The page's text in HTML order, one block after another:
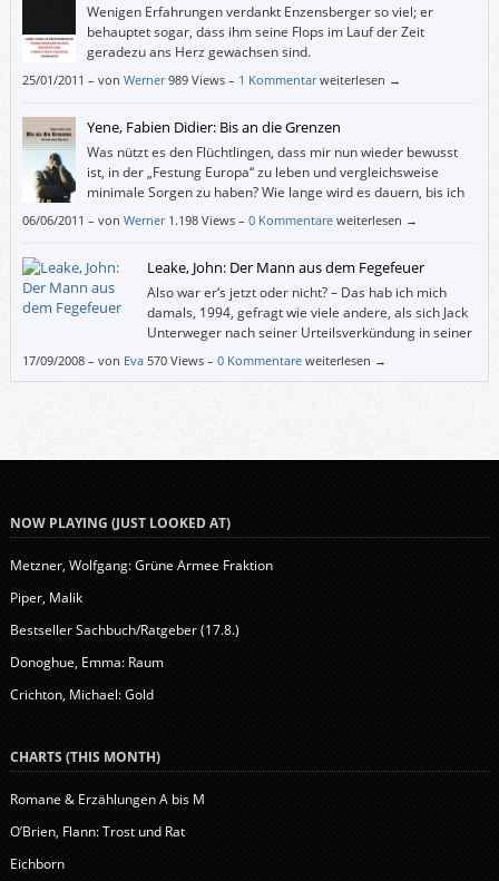
Wenigen Erfahrungen verdankt Enzensberger so viel; er
behauptet sogar, dass ihm seine Flops im Lauf der Zeit
geradezu ans Herz gewachsen sind.
25/01/2011 – von Werner 989 Views – 1 Kommentar weiterlesen →
Yene, Fabien Didier: Bis an die Grenzen
Was nützt es den Flüchtlingen, dass mir nun wieder bewusst
ist, in der „Festung Europa“ zu leben und vergleichsweise
minimale Sorgen zu haben? Wie lange wird es dauern, bis ich
das wieder verdrängt habe?
06/06/2011 – von Werner 1.198 Views – 0 Kommentare weiterlesen →
Leake, John: Der Mann aus dem Fegefeuer
Also war er‘s jetzt oder nicht? – Das hab ich mich
damals, 1994, gefragt wie viele andere, als sich Jack
Unterweger nach seiner Urteilsverkündung in seiner
Zelle erhängt hat. Nachdem ich John Leakes
17/09/2008– von Eva 570 Views – 0 Kommentare weiterlesen →
NOW PLAYING (JUST LOOKED AT)
Metzner, Wolfgang: Grüne Armee Fraktion
Piper, Malik
Bestseller Sachbuch/Ratgeber (17.8.)
Donoghue, Emma: Raum
Crichton, Michael: Gold
CHARTS (THIS MONTH)
Romane & Erzählungen A bis M
O’Brien, Flann: Trost und Rat
Eichborn